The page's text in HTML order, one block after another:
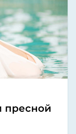
пресной